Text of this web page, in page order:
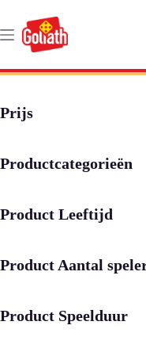
de
inhoud
Prijs
Productcategorieën
Product Leeftijd
Product Aantal
Product Speelduur